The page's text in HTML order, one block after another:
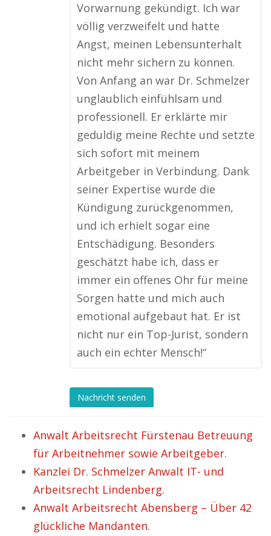
Vorwarnung gekündigt. Ich war
völlig verzweifelt und hatte
Angst, meinen Lebensunterhalt
nicht mehr sichern zu können.
Von Anfang an war Dr. Schmelzer
unglaublich einfühlsam und
professionell. Er erklärte mir
geduldig meine Rechte und setzte
sich sofort mit meinem
Arbeitgeber in Verbindung. Dank
seiner Expertise wurde die
Kündigung zurückgenommen,
und ich erhielt sogar eine
Entschädigung. Besonders
geschätzt habe ich, dass er
immer ein offenes Ohr für meine
Sorgen hatte und mich auch
emotional aufgebaut hat. Er ist
nicht nur ein Top-Jurist, sondern
auch ein echter Mensch!“
Nachricht senden
Anwalt Arbeitsrecht Fürstenau Betreuung
für Arbeitnehmer sowie Arbeitgeber.
Kanzlei Dr. Schmelzer Anwalt IT- und
Arbeitsrecht Lindenberg.
Anwalt Arbeitsrecht Abensberg – Über 42
glückliche Mandanten.